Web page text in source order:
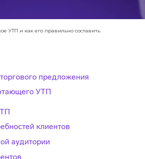
УТП и как его правильно составить
предложения
УТП
клиентов
аудитории